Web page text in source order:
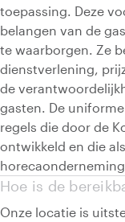
toepassing. Deze
belangen van de
te waarborgen. Ze
dienstverlening,
de
gasten. De
regels die door de
ontwikkeld en die
Hoe is de
Onze locatie is